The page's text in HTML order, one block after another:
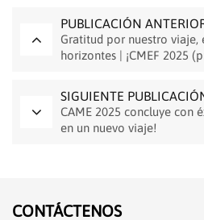
PUBLICACIÓN
Gratitud por nuestro viaje,
horizontes | ¡CMEF 2025
SIGUIENTE
CAME 2025 concluye con
en un nuevo viaje!
CONTÁCTENOS